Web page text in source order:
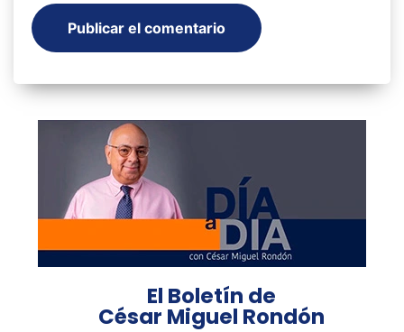
El Boletín de
César Miguel Rondón